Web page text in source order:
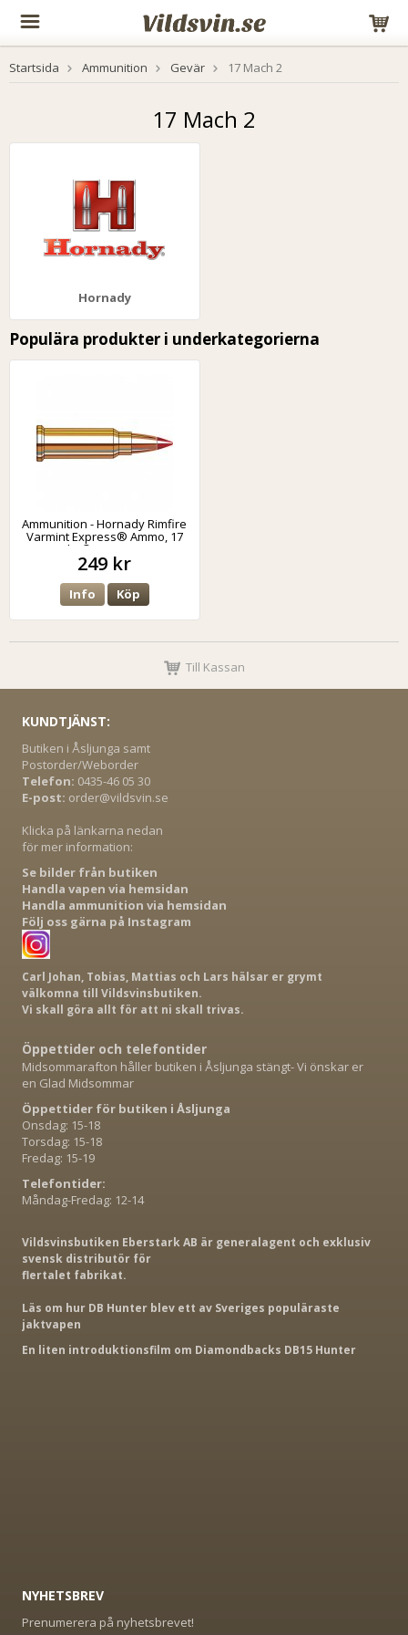
Startsida Ammunition Gevär 17 Mach 2
17 Mach 2
Hornady
Populära produkter i underkategorierna
Ammunition - Hornady Rimfire
Varmint Express® Ammo, 17
Mach2® 17 GR V-MAX
249 kr
Info Köp
Till Kassan
KUNDTJÄNST:
Butiken i Åsljunga samt
Postorder/Weborder
Telefon: 0435-46 05 30
E-post: order@vildsvin.se
Klicka på länkarna nedan
för mer information:
Se bilder från butiken
Handla vapen via hemsidan
Handla ammunition via hemsidan
Följ oss gärna på Instagram
Carl Johan, Tobias, Mattias och Lars hälsar er grymt
välkomna till Vildsvinsbutiken.
Vi skall göra allt för att ni skall trivas.
Öppettider och telefontider
Midsommarafton håller butiken i Åsljunga stängt- Vi önskar er
en Glad Midsommar
Öppettider för butiken i Åsljunga
Onsdag: 15-18
Torsdag: 15-18
Fredag: 15-19
Telefontider:
Måndag-Fredag: 12-14
Vildsvinsbutiken Eberstark AB är generalagent och exklusiv
svensk distributör för
flertalet fabrikat.
Läs om hur DB Hunter blev ett av Sveriges populäraste
jaktvapen
En liten introduktionsfilm om Diamondbacks DB15 Hunter
NYHETSBREV
Prenumerera på nyhetsbrevet!